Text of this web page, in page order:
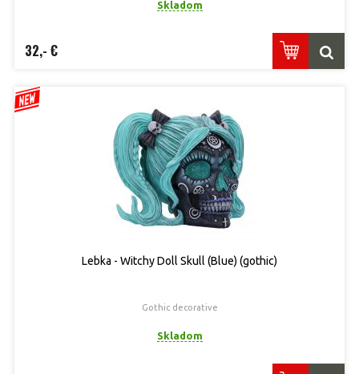
Skladom
32,- €
Lebka - Witchy Doll Skull (Blue) (gothic)
Gothic decorative
Skladom